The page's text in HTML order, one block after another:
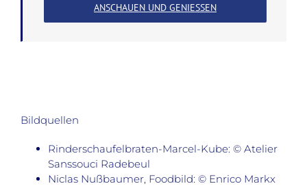
ANSCHAUEN UND GENIESSEN
Bildquellen
Rinderschaufelbraten-Marcel-Kube: © Atelier
Sanssouci Radebeul
Niclas Nußbaumer, Foodbild: © Enrico Markx